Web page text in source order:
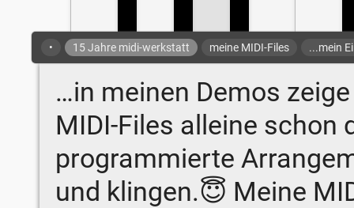
• 15 Jahre midi-werkstatt meine MIDI-Files ...mein
…in meinen Demos
MIDI-Files alleine
programmierte
und klingen.😇 Meine